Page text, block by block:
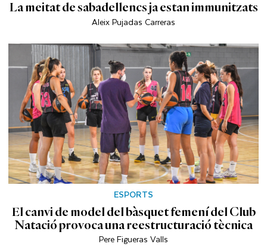
La meitat de sabadellencs ja estan immunitzats
Aleix Pujadas Carreras
ESPORTS
El canvi de model del bàsquet femení del Club
Natació provoca una reestructuració tècnica
Pere Figueras Valls